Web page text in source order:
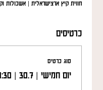
חווית קיץ ארצישראלית | אשכולות
כרטיסים
סוג כרטיס
יום חמישי | 30.7 | 17:30-20:30